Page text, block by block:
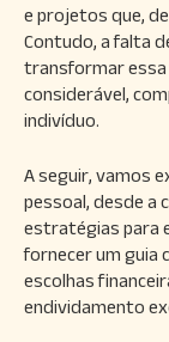
e projetos que,
Contudo, a falta
transformar essa
considerável,
indivíduo.
A seguir, vamos
pessoal, desde a
estratégias para
fornecer um guia
escolhas
endividamento